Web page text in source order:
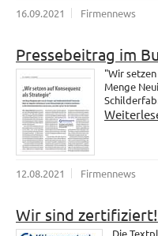
16.09.2021 Firmennews
Pressebeitrag im
"Wir
Menge
12.08.2021 Firmennews
Wir sind zertifiziert!
Die